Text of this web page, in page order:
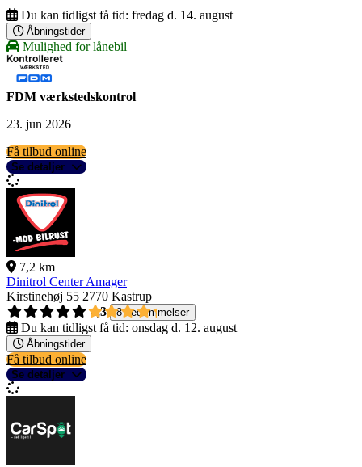
Du kan tidligst få tid: fredag d. 14. august
Åbningstider
Mulighed for lånebil
FDM værkstedskontrol
23. jun 2026
Få tilbud online
Se detaljer
7,2 km
Dinitrol Center Amager
Kirstinehøj 55 2770 Kastrup
4,3
8 bedømmelser
Du kan tidligst få tid: onsdag d. 12. august
Åbningstider
Få tilbud online
Se detaljer